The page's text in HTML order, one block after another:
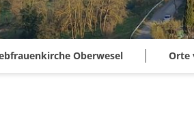
Oberwesel Orte